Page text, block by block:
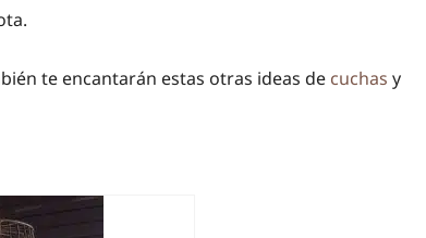
te encantarán estas otras ideas de cuchas y